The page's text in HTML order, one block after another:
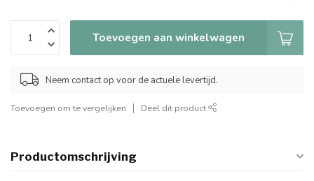
Toevoegen aan winkelwagen
Neem contact op voor de actuele levertijd.
Toevoegen om te vergelijken Deel dit product
Productomschrijving